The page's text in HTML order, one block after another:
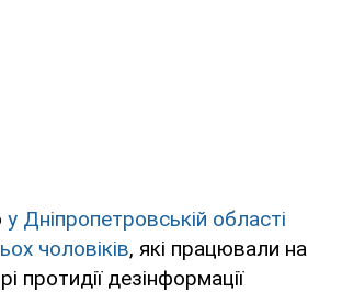
у Дніпропетровській області
чоловіків, які працювали на
протидії дезінформації